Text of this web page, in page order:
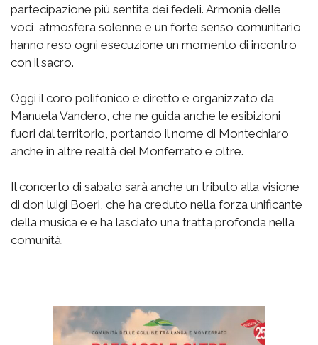
partecipazione più sentita dei fedeli. Armonia delle
voci, atmosfera solenne e un forte senso comunitario
hanno reso ogni esecuzione un momento di incontro
con il sacro.
Oggi il coro polifonico è diretto e organizzato da
Manuela Vandero, che ne guida anche le esibizioni
fuori dal territorio, portando il nome di Montechiaro
anche in altre realtà del Monferrato e oltre.
Il concerto di sabato sarà anche un tributo alla visione
di don luigi Boeri, che ha creduto nella forza unificante
della musica e e ha lasciato una tratta profonda nella
comunità.